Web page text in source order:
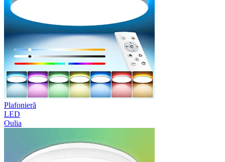
Plafonieră
LED
Oulia